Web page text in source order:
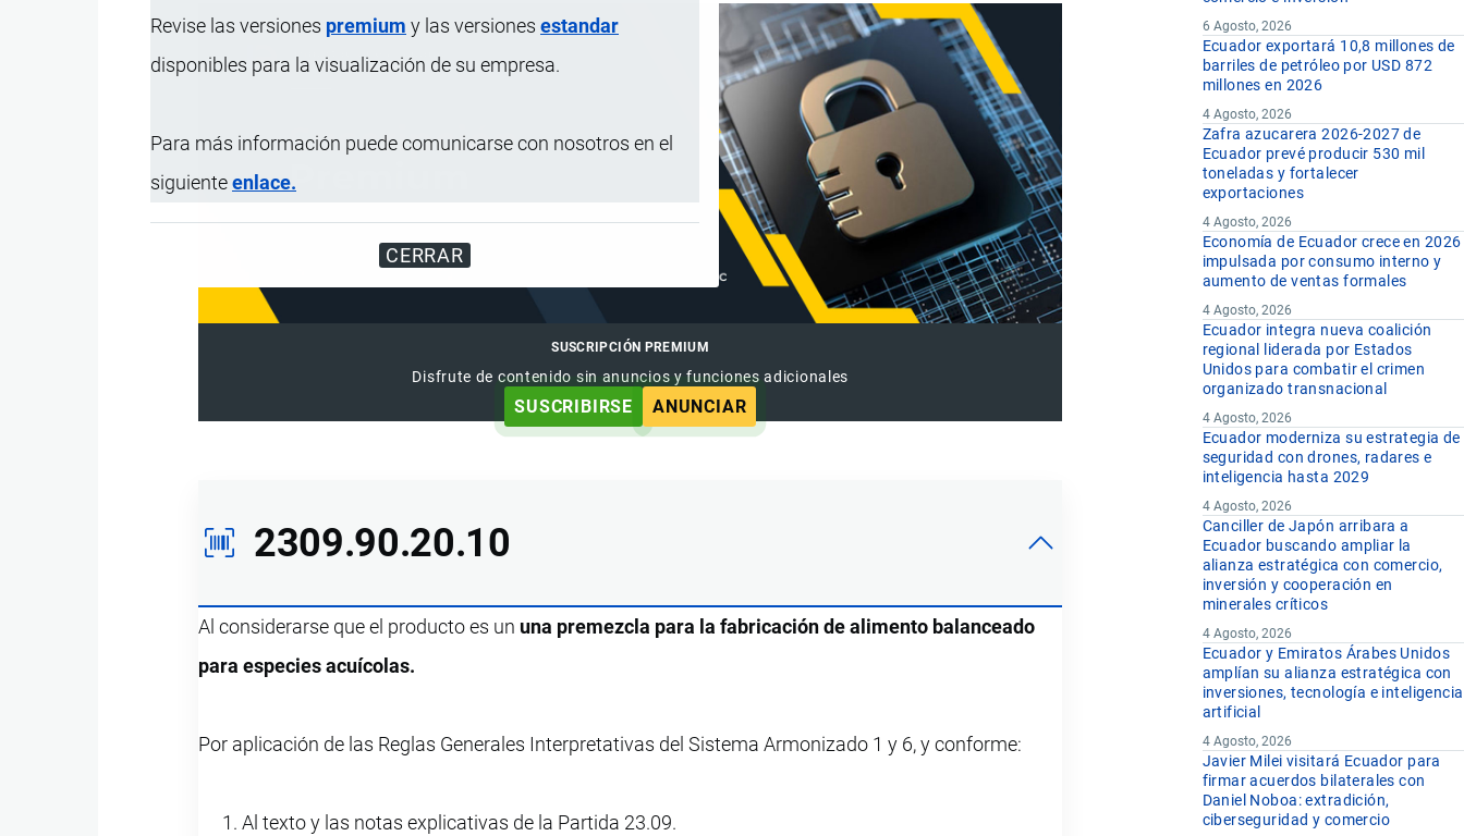
Revise las versiones premium y las versiones estandar
disponibles para la visualización de su empresa.
Para más información puede comunicarse con nosotros en el
siguienteenlace.
CERRAR
SUSCRIPCIÓN PREMIUM
Disfrute de contenido sin anuncios y funciones adicionales
SUSCRIBIRSE ANUNCIAR
2309.90.20.10
Al considerarse que el producto es un una premezcla para la fabricación de alimento balanceado
para especies acuícolas.
Por aplicación de las Reglas Generales Interpretativas del Sistema Armonizado 1 y 6, y conforme:
Al texto y las notas explicativas de la Partida 23.09.
6 Agosto, 2026
Ecuador exportará 10,8 millones de
barriles de petróleo por USD 872
millones en 2026
4 Agosto, 2026
Zafra azucarera 2026-2027 de
Ecuador prevé producir 530 mil
toneladas y fortalecer
exportaciones
4 Agosto, 2026
Economía de Ecuador crece en 2026
impulsada por consumo interno y
aumento de ventas formales
4 Agosto, 2026
Ecuador integra nueva coalición
regional liderada por Estados
Unidos para combatir el crimen
organizado transnacional
4 Agosto, 2026
Ecuador moderniza su estrategia de
seguridad con drones, radares e
inteligencia hasta 2029
4 Agosto, 2026
Canciller de Japón arribara a
Ecuador buscando ampliar la
alianza estratégica con comercio,
inversión y cooperación en
minerales críticos
4 Agosto, 2026
Ecuador y Emiratos Árabes Unidos
amplían su alianza estratégica con
inversiones, tecnología e inteligencia
artificial
4 Agosto, 2026
Javier Milei visitará Ecuador para
firmar acuerdos bilaterales con
Daniel Noboa: extradición,
ciberseguridad y comercio